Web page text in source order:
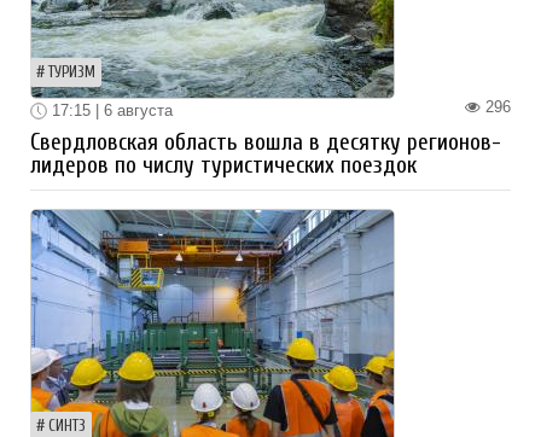
ТУРИЗМ
296
17:15 | 6 августа
Свердловская область вошла в десятку регионов-
лидеров по числу туристических поездок
СИНТЗ